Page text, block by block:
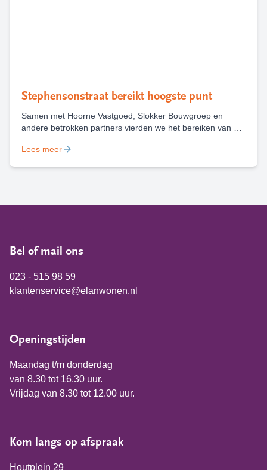
Stephensonstraat bereikt hoogste punt
Samen met Hoorne Vastgoed, Slokker Bouwgroep en
andere betrokken partners vierden we het bereiken van het
Haarlem. Waar in oktober 2024 nog een bouwbord stond,
Lees meer
Bel of mail ons
023 - 515 98 59
klantenservice@elanwonen.nl
Openingstijden
Maandag t/m donderdag
van 8.30 tot 16.30 uur.
Vrijdag van 8.30 tot 12.00 uur.
Kom langs op afspraak
Houtplein 29